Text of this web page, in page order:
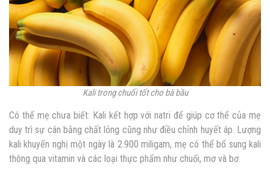
Kali trong chuối tốt cho bà bầu
Có thể mẹ chưa biết: Kali kết hợp với natri để giúp cơ thể của mẹ
duy trì sự cân bằng chất lỏng cũng như điều chỉnh huyết áp. Lượng
kali khuyến nghị một ngày là 2.900 miligam, mẹ có thể bổ sung kali
thông qua vitamin và các loại thực phẩm như chuối, mơ và bơ.